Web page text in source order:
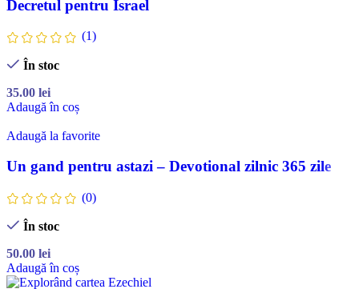
Decretul pentru Israel
(1)
În stoc
35.00 lei
Adaugă în coș
Adaugă la favorite
Un gand pentru astazi – Devotional zilnic 365 zile
(0)
În stoc
50.00 lei
Adaugă în coș